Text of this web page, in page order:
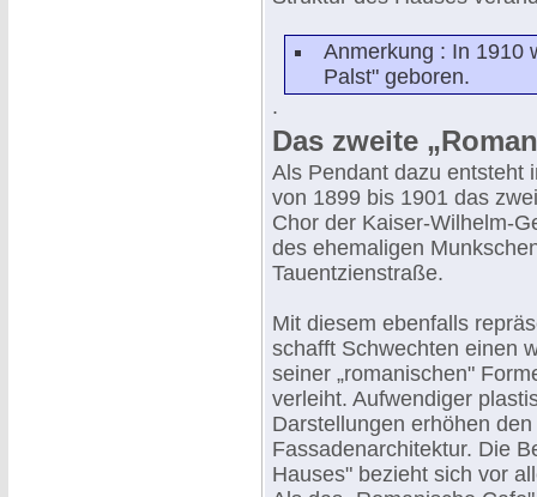
Anmerkung : In 1910
Palst" geboren.
.
Das zweite
Als Pendant dazu entsteht
von 1899 bis 1901 das
Chor der Kaiser-Wilhelm-
des ehemaligen
Tauentzienstraße.
Mit diesem ebenfalls
schafft Schwechten einen
seiner „romanischen"
verleiht. Aufwendiger
Darstellungen erhöhen
Fassadenarchitektur. Die
Hauses" bezieht sich vor